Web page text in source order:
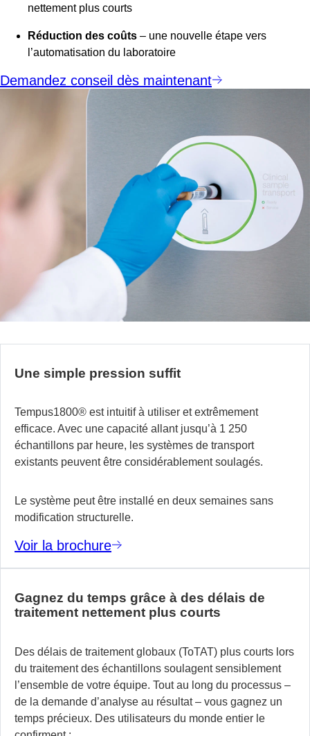
nettement plus courts
Réduction des coûts – une nouvelle étape vers
l’automatisation du laboratoire
Demandez conseil dès maintenant
Une simple pression suffit
Tempus1800® est intuitif à utiliser et extrêmement
efficace. Avec une capacité allant jusqu’à 1 250
échantillons par heure, les systèmes de transport
existants peuvent être considérablement soulagés.
Le système peut être installé en deux semaines sans
modification structurelle.
Voir la brochure
Gagnez du temps grâce à des délais de
traitement nettement plus courts
Des délais de traitement globaux (ToTAT) plus courts lors
du traitement des échantillons soulagent sensiblement
l’ensemble de votre équipe. Tout au long du processus –
de la demande d’analyse au résultat – vous gagnez un
temps précieux. Des utilisateurs du monde entier le